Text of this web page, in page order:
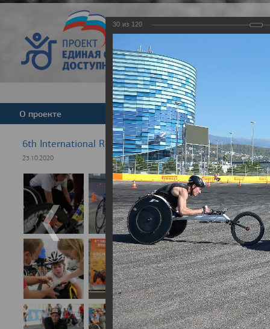
Версия для
О проекте Команда Новости
6th International Rezept-Sport Wheelchair Half
23.10.2020
30 из 120